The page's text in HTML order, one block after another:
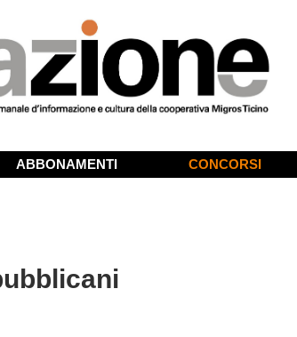
ABBONAMENTI CONCORSI